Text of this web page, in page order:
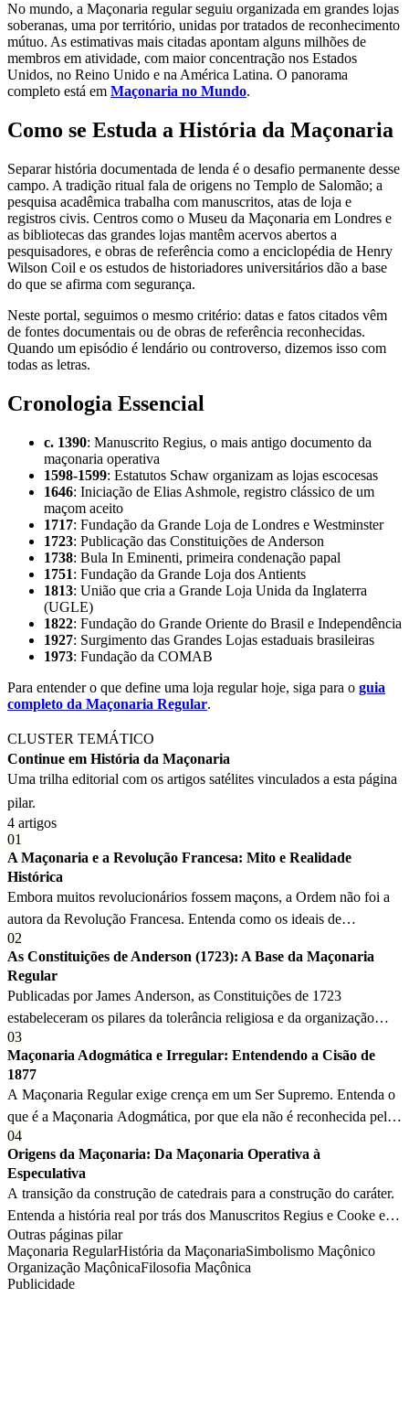
No mundo, a Maçonaria regular seguiu organizada em grandes lojas
soberanas, uma por território, unidas por tratados de reconhecimento
mútuo. As estimativas mais citadas apontam alguns milhões de
membros em atividade, com maior concentração nos Estados
Unidos, no Reino Unido e na América Latina. O panorama
completo está em Maçonaria no Mundo.
Como se Estuda a História da Maçonaria
Separar história documentada de lenda é o desafio permanente desse
campo. A tradição ritual fala de origens no Templo de Salomão; a
pesquisa acadêmica trabalha com manuscritos, atas de loja e
registros civis. Centros como o Museu da Maçonaria em Londres e
as bibliotecas das grandes lojas mantêm acervos abertos a
pesquisadores, e obras de referência como a enciclopédia de Henry
Wilson Coil e os estudos de historiadores universitários dão a base
do que se afirma com segurança.
Neste portal, seguimos o mesmo critério: datas e fatos citados vêm
de fontes documentais ou de obras de referência reconhecidas.
Quando um episódio é lendário ou controverso, dizemos isso com
todas as letras.
Cronologia Essencial
c. 1390: Manuscrito Regius, o mais antigo documento da
maçonaria operativa
1598-1599: Estatutos Schaw organizam as lojas escocesas
1646: Iniciação de Elias Ashmole, registro clássico de um
maçom aceito
1717: Fundação da Grande Loja de Londres e Westminster
1723: Publicação das Constituições de Anderson
1738: Bula In Eminenti, primeira condenação papal
1751: Fundação da Grande Loja dos Antients
1813: União que cria a Grande Loja Unida da Inglaterra
(UGLE)
1822: Fundação do Grande Oriente do Brasil e Independência
1927: Surgimento das Grandes Lojas estaduais brasileiras
1973: Fundação da COMAB
Para entender o que define uma loja regular hoje, siga para o guia
completo da Maçonaria Regular.
CLUSTER TEMÁTICO
Continue em História da Maçonaria
Uma trilha editorial com os artigos satélites vinculados a esta página
pilar.
4 artigos
01
A Maçonaria e a Revolução Francesa: Mito e Realidade
Histórica
Embora muitos revolucionários fossem maçons, a Ordem não foi a
autora da Revolução Francesa. Entenda como os ideais de
Liberdade, Igualdade e Fraternidade convergiram com a filosofia
maçônica.
02
As Constituições de Anderson (1723): A Base da Maçonaria
Regular
Publicadas por James Anderson, as Constituições de 1723
estabeleceram os pilares da tolerância religiosa e da organização
maçônica que regem a Maçonaria Regular até hoje.
03
Maçonaria Adogmática e Irregular: Entendendo a Cisão de
1877
A Maçonaria Regular exige crença em um Ser Supremo. Entenda o
que é a Maçonaria Adogmática, por que ela não é reconhecida pela
UGLE e como isso afeta o reconhecimento mundial.
04
Origens da Maçonaria: Da Maçonaria Operativa à
Especulativa
A transição da construção de catedrais para a construção do caráter.
Entenda a história real por trás dos Manuscritos Regius e Cooke e o
nascimento da Maçonaria moderna.
Outras páginas pilar
Maçonaria RegularHistória da MaçonariaSimbolismo Maçônico
Organização MaçônicaFilosofia Maçônica
Publicidade